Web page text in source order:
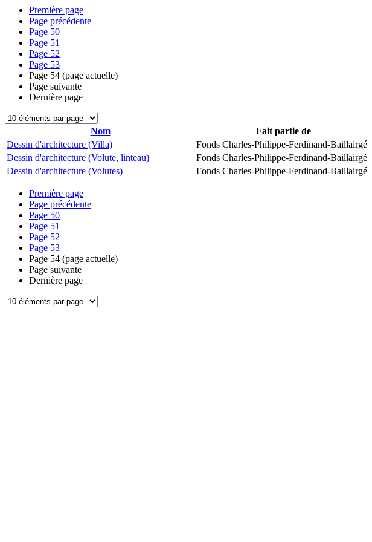
Première page
Page précédente
Page 50
Page 51
Page 52
Page 53
Page 54 (page actuelle)
Page suivante
Dernière page
Nom Fait partie de
Dessin d'architecture (Villa)
Fonds Charles-Philippe-Ferdinand-Baillairgé
Dessin d'architecture (Volute, linteau)
Fonds Charles-Philippe-Ferdinand-Baillairgé
Dessin d'architecture (Volutes)
Fonds Charles-Philippe-Ferdinand-Baillairgé
Première page
Page précédente
Page 50
Page 51
Page 52
Page 53
Page 54 (page actuelle)
Page suivante
Dernière page